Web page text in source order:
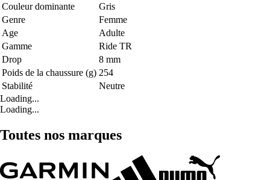
Couleur dominante
Gris
Genre
Femme
Age
Adulte
Gamme
Ride TR
Drop
8 mm
Poids de la chaussure (g) 254
Stabilité
Neutre
Loading...
Loading...
Toutes nos marques